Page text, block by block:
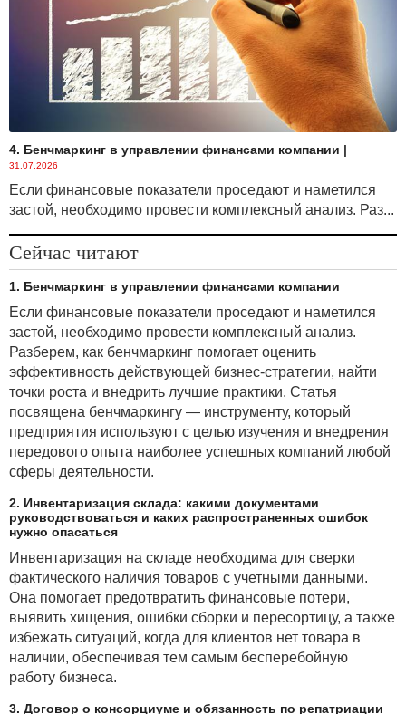
Инструкциипо инвентаризации активов и
обязательств, утвержденнойпостановлением
Министерства финансов Республики Беларусь от
30.11.2007 № 180.
от 31.07.2020 № 28 вИнструкцию
о порядке использования, учета и хранения
драгоценных металлов и драгоценных камней,
утвержденную
финансов Республики Беларусь от 15.03.2004 № 34,
были внесены изменения, которые
предусматривают упрощение учета драгметаллов
всеми субъектами хозяйствования. В частности,
теперь предусмотрена возможность сдачи
переработчику образовавшихся отходов списанного
электрического и электронного оборудования (ЭЭО)
в полной комплектности без изъятия из него лома
и отходов драгметаллов. При этом
в сопроводительных документах не указывается
масса содержащихся в нем драгметаллов.
В этом случае изъятие деталей, узлов
и комплектующих изделий из ЭЭО, а также принятие
на учет содержащихся в них драгметаллов
осуществляет переработчик. При этом переработчик
не направляет организации акт демонтажа
(первичной обработки лома и отходов), если иное не
установлено договором.
Согласно разъяснениям Министерства финансов
принятие данной нормы не отменяет требования
осуществлять обязательный учет драгметаллов
в таком оборудовании (до списания и передачи
переработчику), а также соблюдать требования
законодательства по его учету, инвентаризации
и хранению.
4. Бенчмаркинг в управлении финансами компании |
31.07.2026
Если финансовые показатели проседают и наметился
застой, необходимо провести комплексный анализ. Раз...
Сейчас читают
1. Бенчмаркинг в управлении финансами компании
Если финансовые показатели проседают и наметился
застой, необходимо провести комплексный анализ.
Разберем, как бенчмаркинг помогает оценить
эффективность действующей бизнес-стратегии, найти
точки роста и внедрить лучшие практики. Статья
посвящена бенчмаркингу — инструменту, который
предприятия используют с целью изучения и внедрения
передового опыта наиболее успешных компаний любой
сферы деятельности.
2. Инвентаризация склада: какими документами
руководствоваться и каких распространенных ошибок
нужно опасаться
Инвентаризация на складе необходима для сверки
фактического наличия товаров с учетными данными.
Она помогает предотвратить финансовые потери,
выявить хищения, ошибки сборки и пересортицу, а также
избежать ситуаций, когда для клиентов нет товара в
наличии, обеспечивая тем самым бесперебойную
работу бизнеса.
3. Договор о консорциуме и обязанность по репатриации